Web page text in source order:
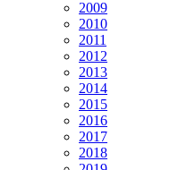
2009
2010
2011
2012
2013
2014
2015
2016
2017
2018